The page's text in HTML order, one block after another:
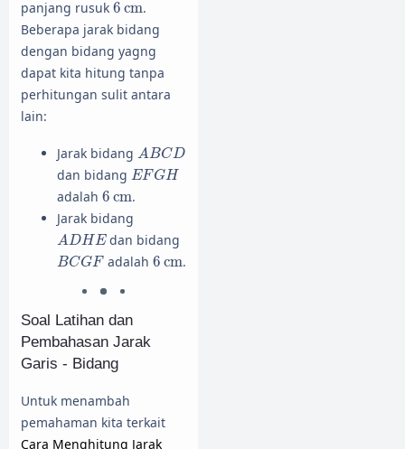
panjang rusuk 6 cm.
Beberapa jarak bidang
dengan bidang yagng
dapat kita hitung tanpa
perhitungan sulit antara
lain:
Jarak bidang ABCD
A BCD
dan bidang EFGH
EFGH
adalah 6 cm
6 cm.
Jarak bidang
ADHE
A DHE dan bidang
BCGF
BCGF adalah 6 cm
6 cm.
Soal Latihan dan
Pembahasan Jarak
Garis - Bidang
Untuk menambah
pemahaman kita terkait
Cara Menghitung Jarak